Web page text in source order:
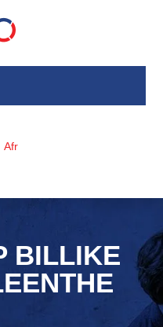
Afr
BILLIKE